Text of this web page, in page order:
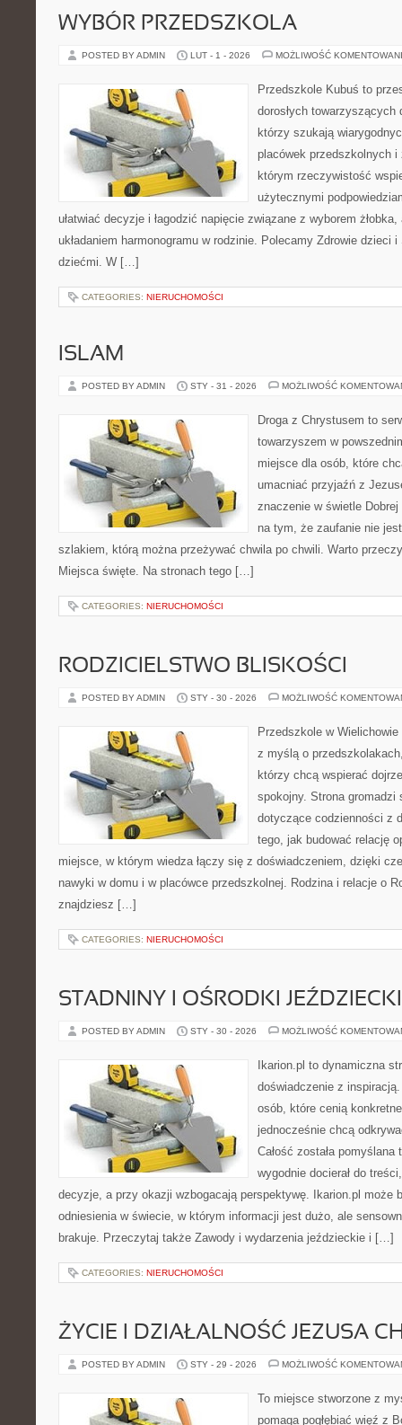
WYBÓR PRZEDSZKOLA
POSTED BY ADMIN LUT - 1 - 2026 MOŻLIWOŚĆ
Przedszkole Kubuś to
dorosłych
którzy szukają
placówek przedszkolnych i
którym rzeczywistość
użytecznymi
ułatwiać decyzje i łagodzić napięcie związane z wyborem
układaniem harmonogramu w rodzinie. Polecamy Zdrowie dzieci
dziećmi. W […]
CATEGORIES: NIERUCHOMOŚCI
ISLAM
POSTED BY ADMIN STY - 31 - 2026 MOŻLIWOŚĆ
Droga z Chrystusem to
towarzyszem w
miejsce dla osób, które
umacniać przyjaźń z
znaczenie w świetle Dobrej
na tym, że zaufanie nie
szlakiem, którą można przeżywać chwila po chwili. Warto
Miejsca święte. Na stronach tego […]
CATEGORIES: NIERUCHOMOŚCI
RODZICIELSTWO BLISKOŚCI
POSTED BY ADMIN STY - 30 - 2026 MOŻLIWOŚĆ
Przedszkole w
z myślą o
którzy chcą wspierać
spokojny. Strona gromadzi
dotyczące codzienności z
tego, jak budować relację
miejsce, w którym wiedza łączy się z doświadczeniem, dzięki
nawyki w domu i w placówce przedszkolnej. Rodzina i relacje o
znajdziesz […]
CATEGORIES: NIERUCHOMOŚCI
STADNINY I OŚRODKI
POSTED BY ADMIN STY - 30 - 2026 MOŻLIWOŚĆ
Ikarion.pl to dynamiczna
doświadczenie z
osób, które cenią
jednocześnie chcą
Całość została
wygodnie docierał do
decyzje, a przy okazji wzbogacają perspektywę. Ikarion.pl może
odniesienia w świecie, w którym informacji jest dużo, ale
brakuje. Przeczytaj także Zawody i wydarzenia jeździeckie i […]
CATEGORIES: NIERUCHOMOŚCI
ŻYCIE I DZIAŁALNOŚĆ JEZUSA
POSTED BY ADMIN STY - 29 - 2026 MOŻLIWOŚĆ
To miejsce stworzone z
pomaga pogłębiać więź z